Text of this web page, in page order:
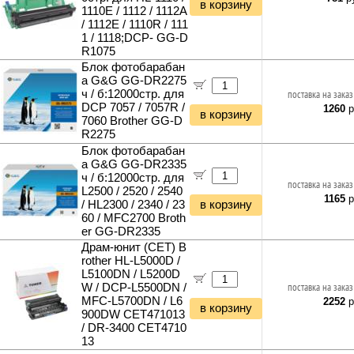
Наборы инструментов
Хранение инструментов
Удлинители силовые
Фонари и мобильные светильники
Мультитулы и ножи
Инструменты и техника прочее
1110E / 1112 / 1112A
/ 1112E / 1110R / 111
1 / 1118;DCP- GG-D
R1075
в корзину
Блок фотобарабан
а G&G GG-DR2275
ч / б:12000стр. для
DCP 7057 / 7057R /
7060 Brother GG-D
R2275
в корзину
поставка на
1260
Блок фотобарабан
а G&G GG-DR2335
ч / б:12000стр. для
L2500 / 2520 / 2540
/ HL2300 / 2340 / 23
60 / MFC2700 Broth
er GG-DR2335
в корзину
поставка на
1165
Драм-юнит (CET) B
rother HL-L5000D /
L5100DN / L5200D
W / DCP-L5500DN /
MFC-L5700DN / L6
900DW CET471013
/ DR-3400 CET4710
13
в корзину
поставка на
2252